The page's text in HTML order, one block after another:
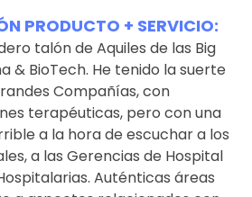
PRODUCTO + SERVICIO:
talón de Aquiles de las Big
& BioTech. He tenido la suerte
Compañías, con
terapéuticas, pero con una
a la hora de escuchar a los
a las Gerencias de Hospital
Auténticas áreas